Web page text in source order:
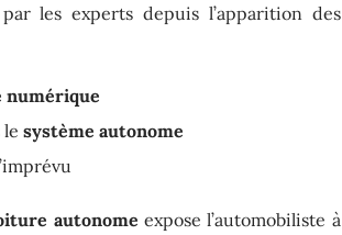
les experts depuis l’apparition des
numérique
lesystème autonome
autonome expose l’automobiliste à